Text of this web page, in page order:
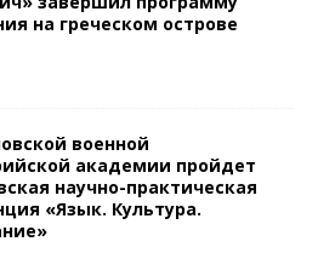
на греческом острове
военной
академии пройдет
научно-практическая
«Язык. Культура.